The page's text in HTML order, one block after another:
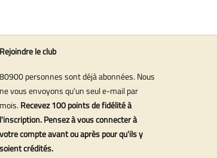
Rejoindre le club
80900 personnes sont déjà abonnées. Nous
ne vous envoyons qu'un seul e-mail par
mois. Recevez 100 points de fidélité à
l'inscription. Pensez à vous connecter à
votre compte avant ou après pour qu'ils y
soient crédités.